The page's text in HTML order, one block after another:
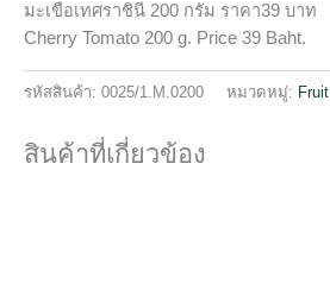
มะเขือเทศราชินี 200 กรัม ราคา39 บาท
Cherry Tomato 200 g. Price 39 Baht.
รหัสสินค้า: 0025/1.M.0200 หมวดหมู่: Fruit
สินค้าที่เกี่ยวข้อง